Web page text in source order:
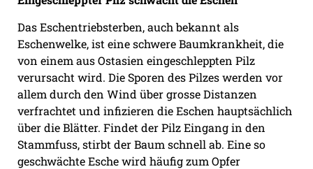
Das Eschentriebsterben, auch bekannt als
Eschenwelke, ist eine schwere Baumkrankheit, die
von einem aus Ostasien eingeschleppten Pilz
verursacht wird. Die Sporen des Pilzes werden vor
allem durch den Wind über grosse Distanzen
verfrachtet und infizieren die Eschen hauptsächlich
über die Blätter. Findet der Pilz Eingang in den
Stammfuss, stirbt der Baum schnell ab. Eine so
geschwächte Esche wird häufig zum Opfer